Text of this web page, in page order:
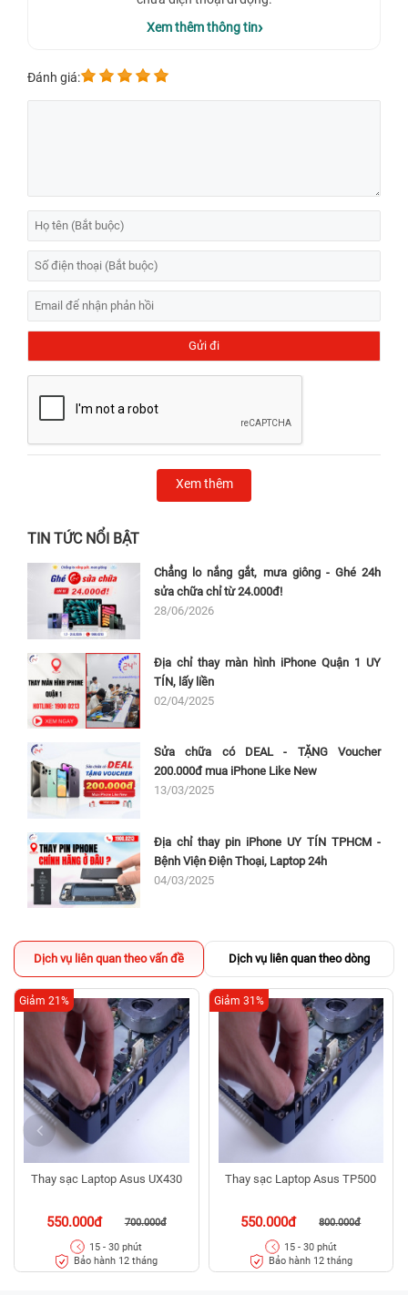
Xem thêm thông tin
Đánh giá:
Xem thêm
TIN TỨC NỔI BẬT
Chẳng lo nắng gắt, mưa giông - Ghé 24h
sửa chữa chỉ từ 24.000đ!
28/06/2026
Địa chỉ thay màn hình iPhone Quận 1 UY
TÍN, lấy liền
02/04/2025
Sửa chữa có DEAL - TẶNG Voucher
200.000đ mua iPhone Like New
13/03/2025
Địa chỉ thay pin iPhone UY TÍN TPHCM -
Bệnh Viện Điện Thoại, Laptop 24h
04/03/2025
Dịch vụ liên quan theo vấn đề Dịch vụ liên quan theo dòng
Thay sạc Laptop Asus UX430
550.000đ 700.000đ
Giảm 21%
15 - 30 phút
Bảo hành 12 tháng
Thay sạc Laptop Asus TP500
550.000đ 800.000đ
Giảm 31%
15 - 30 phút
Bảo hành 12 tháng